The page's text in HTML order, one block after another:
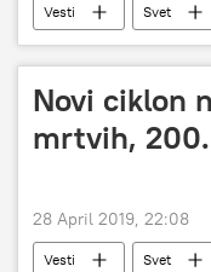
Vesti Svet
Novi ciklon
mrtvih,
28 April 2019, 22:08
Vesti Svet